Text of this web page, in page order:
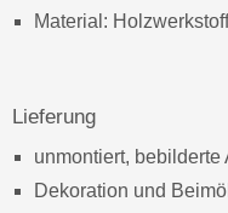
Material: Holzwerkstoff
Lieferung
unmontiert,
Dekoration und